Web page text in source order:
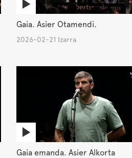
Gaia. Asier Otamendi.
2026-02-21 Izarra
Gaia emanda. Asier Alkorta